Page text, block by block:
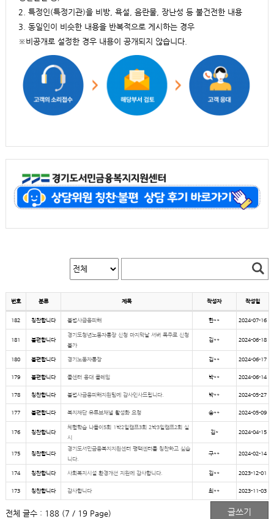
2. 특정인(특정기관)을 비방, 욕설, 음란물, 장난성 등 불건전한 내용
3. 동일인이 비슷한 내용을 반복적으로 게시하는 경우
※비공개로 설정한 경우 내용이 공개되지 않습니다.
번호 분류 제목 작성자 작성일
182 칭찬합니다 불법사금융피해 한** 2024-07-16
181 불편합니다
경기도청년노동자통장 신청 마지막날 서버 폭주로 신청
불가
김** 2024-06-18
180 불편합니다 경기노동자통장 김** 2024-06-17
179 불편합니다 콜센터 응대 클레임 박** 2024-06-14
178 칭찬합니다 불법사금융피해지원팀에 감사인사드립니다. 박** 2024-05-27
177 불편합니다 복지재단 유튜브채널 활성화 요청 송** 2024-05-09
176 칭찬합니다
체험학습 나들이5회 1박2일캠프3회 2박3일캠프2회 실
시
김* 2024-04-15
175 칭찬합니다
경기도서민금융복지지원센터 평택센터를 칭찬하고 싶습
니다.
구** 2024-02-14
174 칭찬합니다 사회복지시설 환경개선 지원에 감사합니다. 김** 2023-12-01
173 칭찬합니다 감사합니다 최** 2023-11-03
전체 글수 : 188 (7 / 19 Page)